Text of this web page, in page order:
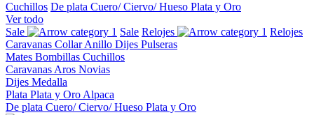
Cuchillos De plata Cuero/ Ciervo/ Hueso Plata y Oro
Ver todo
Sale
Sale Relojes
Relojes
Caravanas CollarAnillo Dijes Pulseras
Mates Bombillas Cuchillos
Caravanas Aros Novias
Dijes Medalla
Plata Plata y Oro Alpaca
De plata Cuero/ Ciervo/ Hueso Plata y Oro